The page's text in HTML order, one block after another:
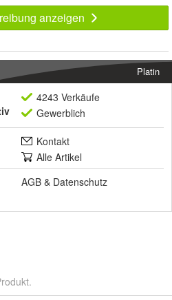
anzeigen
Platin
4243 Verkäufe
Gewerblich
Kontakt
Alle Artikel
AGB & Datenschutz